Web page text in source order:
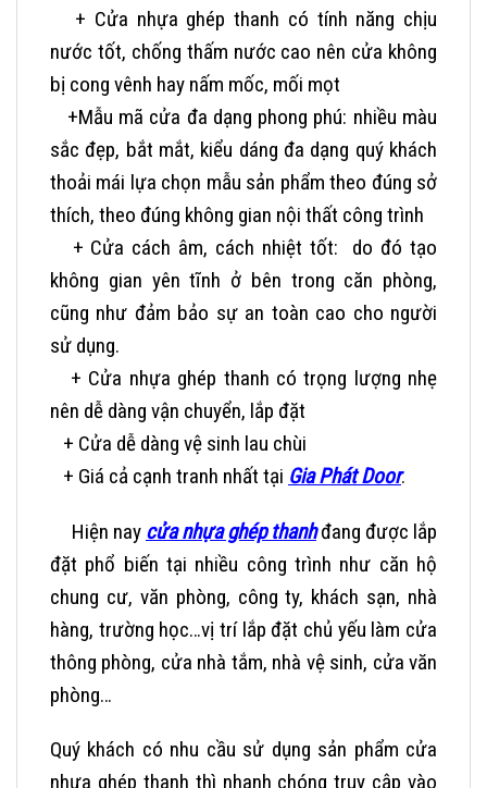
+ Cửa nhựa ghép thanh có tính năng chịu
nước tốt, chống thấm nước cao nên cửa không
bị cong vênh hay nấm mốc, mối mọt
+Mẫu mã cửa đa dạng phong phú: nhiều màu
sắc đẹp, bắt mắt, kiểu dáng đa dạng quý khách
thoải mái lựa chọn mẫu sản phẩm theo đúng sở
thích, theo đúng không gian nội thất công trình
+ Cửa cách âm, cách nhiệt tốt: do đó tạo
không gian yên tĩnh ở bên trong căn phòng,
cũng như đảm bảo sự an toàn cao cho người
sử dụng.
+ Cửa nhựa ghép thanh có trọng lượng nhẹ
nên dễ dàng vận chuyển, lắp đặt
+ Cửa dễ dàng vệ sinh lau chùi
+ Giá cả cạnh tranh nhất tại Gia Phát Door.
Hiện nay cửa nhựa ghép thanhđang được lắp
đặt phổ biến tại nhiều công trình như căn hộ
chung cư, văn phòng, công ty, khách sạn, nhà
hàng, trường học…vị trí lắp đặt chủ yếu làm cửa
thông phòng, cửa nhà tắm, nhà vệ sinh, cửa văn
phòng…
Quý khách có nhu cầu sử dụng sản phẩm cửa
nhựa ghép thanh thì nhanh chóng truy cập vào